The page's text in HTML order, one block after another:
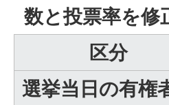
数と投票率を修
区分
選挙当日の有権